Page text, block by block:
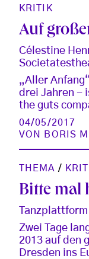
KRITIK
Auf
Célestine
„Aller
drei Jahren -
the guts
04/05/2017
VON
BORIS
THEMA /
Bitte mal
Zwei Tage
2013 auf den
Dresden ins